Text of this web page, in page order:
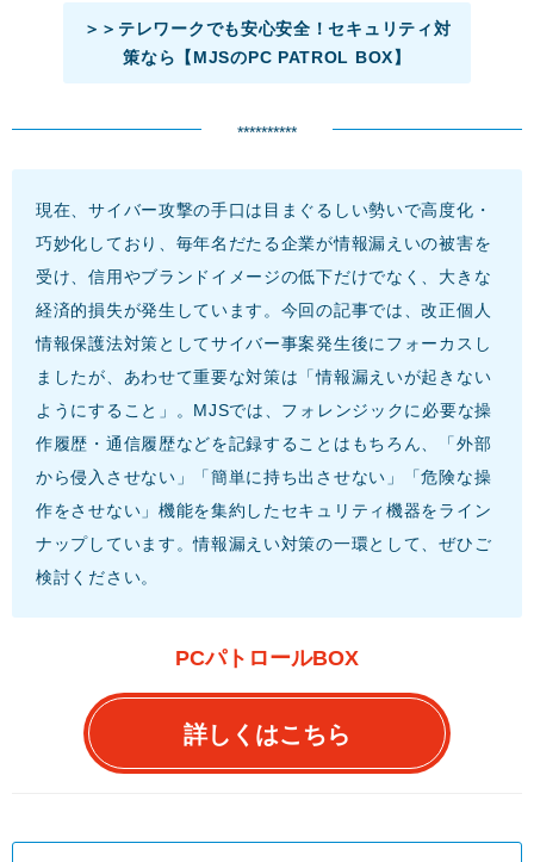
＞＞テレワークでも安心安全！セキュリティ対
策なら【MJSのPC PATROL BOX】
**********
現在、サイバー攻撃の手口は目まぐるしい勢いで高度化・
巧妙化しており、毎年名だたる企業が情報漏えいの被害を
受け、信用やブランドイメージの低下だけでなく、大きな
経済的損失が発生しています。今回の記事では、改正個人
情報保護法対策としてサイバー事案発生後にフォーカスし
ましたが、あわせて重要な対策は「情報漏えいが起きない
ようにすること」。MJSでは、フォレンジックに必要な操
作履歴・通信履歴などを記録することはもちろん、「外部
から侵入させない」「簡単に持ち出させない」「危険な操
作をさせない」機能を集約したセキュリティ機器をライン
ナップしています。情報漏えい対策の一環として、ぜひご
検討ください。
PCパトロールBOX
詳しくはこちら